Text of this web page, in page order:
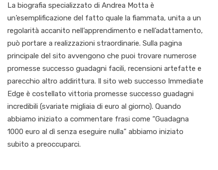
La biografia specializzato di Andrea Motta è
un’esemplificazione del fatto quale la fiammata, unita a un
regolarità accanito nell’apprendimento e nell’adattamento,
può portare a realizzazioni straordinarie. Sulla pagina
principale del sito avvengono che puoi trovare numerose
promesse successo guadagni facili, recensioni artefatte e
parecchio altro addirittura. Il sito web successo Immediate
Edge è costellato vittoria promesse successo guadagni
incredibili (svariate migliaia di euro al giorno). Quando
abbiamo iniziato a commentare frasi come “Guadagna
1000 euro al dì senza eseguire nulla” abbiamo iniziato
subito a preoccuparci.